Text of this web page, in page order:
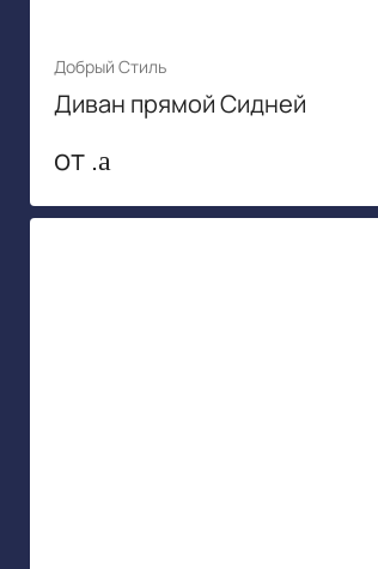
Добрый Стиль
Диван прямой Сидней
от .